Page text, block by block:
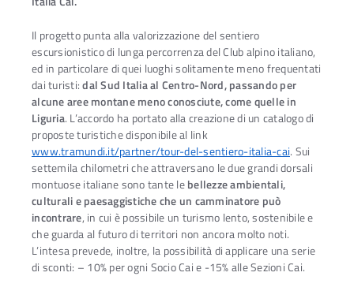
Il progetto punta alla valorizzazione del sentiero
escursionistico di lunga percorrenza del Club alpino italiano,
ed in particolare di quei luoghi solitamente meno frequentati
dai turisti:dal Sud Italia al Centro-Nord, passando per
alcune aree montane meno conosciute, come quelle in
Liguria. L’accordo ha portato alla creazione di un catalogo di
proposte turistiche disponibile al link
www.tramundi.it/partner/tour-del-sentiero-italia-cai. Sui
settemila chilometri che attraversano le due grandi dorsali
montuose italiane sono tante lebellezze ambientali,
culturali e paesaggistiche che un camminatore può
incontrare, in cui è possibile un turismo lento, sostenibile e
che guarda al futuro di territori non ancora molto noti.
L’intesa prevede, inoltre, la possibilità di applicare una serie
di sconti: – 10% per ogni Socio Cai e -15% alle Sezioni Cai.